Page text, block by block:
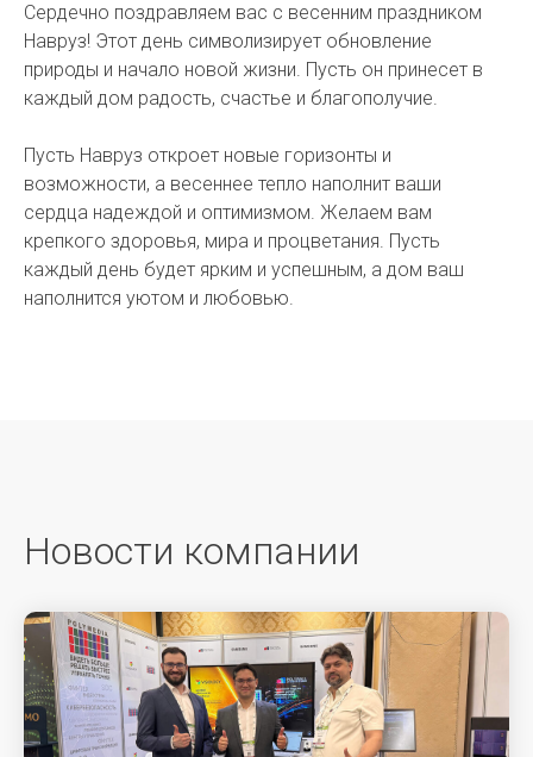
Сердечно поздравляем вас с весенним праздником
Навруз! Этот день символизирует обновление
природы и начало новой жизни. Пусть он принесет в
каждый дом радость, счастье и благополучие.
Пусть Навруз откроет новые горизонты и
возможности, а весеннее тепло наполнит ваши
сердца надеждой и оптимизмом. Желаем вам
крепкого здоровья, мира и процветания. Пусть
каждый день будет ярким и успешным, а дом ваш
наполнится уютом и любовью.
Новости компании